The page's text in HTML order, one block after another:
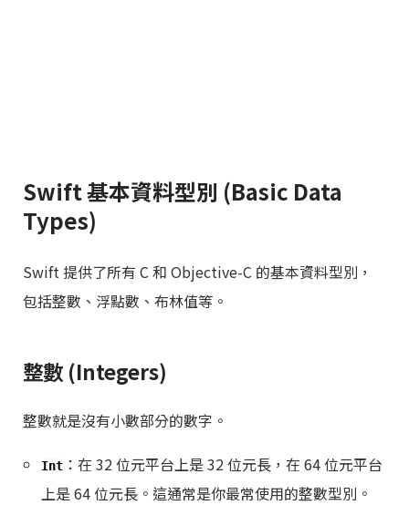
Swift 基本資料型別 (Basic Data
Types)
Swift 提供了所有 C 和 Objective-C 的基本資料型別，
包括整數、浮點數、布林值等。
整數 (Integers)
整數就是沒有小數部分的數字。
Int ：在 32 位元平台上是 32 位元長，在 64 位元平台
上是 64 位元長。這通常是你最常使用的整數型別。